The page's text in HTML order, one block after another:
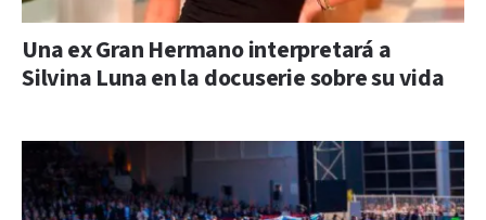
Una ex Gran Hermano interpretará a
Silvina Luna en la docuserie sobre su vida